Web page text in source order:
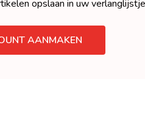
opslaan in uw verlanglijstje
AANMAKEN